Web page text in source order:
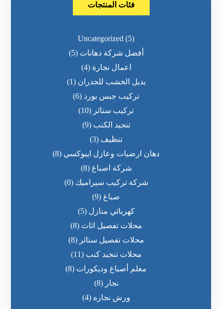
فئات المنتجات
Uncategorized (5)
أفضل شركة دهانات (5)
اعمال نجارة (4)
بديل الخشب للجدران (1)
تركيب جبس بورد (6)
تركيب ستائر (10)
تنجيد الكنب (9)
تنظيف (3)
دهان ارضيات وعازل ايبوكسي (8)
شركة اصباغ (8)
شركة تركيب سيراميك (0)
صباغ (9)
كهربائي منازل (5)
محلات تفصيل اثاث (8)
محلات تفصيل ستائر (8)
محلات تنجيد كنب (11)
معلم أصباغ وديكورات (8)
نجار (8)
ورش نجاره (4)